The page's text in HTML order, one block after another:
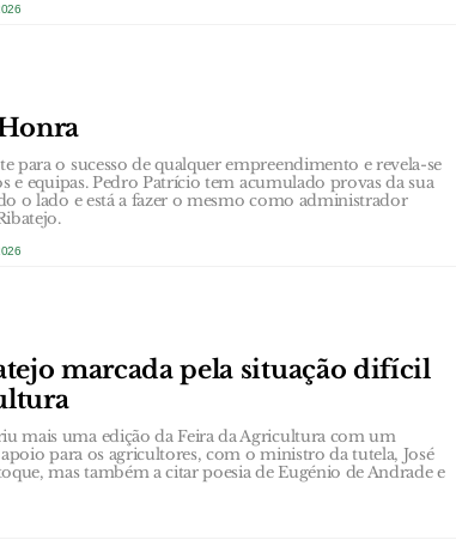
para o sucesso de qualquer empreendimento e revela-se
e equipas. Pedro Patrício tem acumulado provas da sua
o lado e está a fazer o mesmo como administrador
marcada pela situação difícil
mais uma edição da Feira da Agricultura com um
para os agricultores, com o ministro da tutela, José
mas também a citar poesia de Eugénio de Andrade e